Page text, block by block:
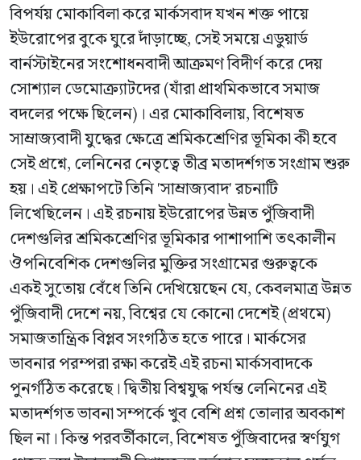
বিপর্যয় মোকাবিলা করে মার্কসবাদ যখন শক্ত পায়ে
ইউরোপের বুকে ঘুরে দাঁড়াচ্ছে, সেই সময়ে এডুয়ার্ড
বার্নস্টাইনের সংশোধনবাদী আক্রমণ বিদীর্ণ করে দেয়
সোশ্যাল ডেমোক্র্যাটদের (যাঁরা প্রাথমিকভাবে সমাজ
বদলের পক্ষে ছিলেন)। এর মোকাবিলায়, বিশেষত
সাম্রাজ্যবাদী যুদ্ধের ক্ষেত্রে শ্রমিকশ্রেণির ভূমিকা কী হবে
সেই প্রশ্নে, লেনিনের নেতৃত্বে তীব্র মতাদর্শগত সংগ্রাম শুরু
হয়। এই প্রেক্ষাপটে তিনি 'সাম্রাজ্যবাদ' রচনাটি
লিখেছিলেন। এই রচনায় ইউরোপের উন্নত পুঁজিবাদী
দেশগুলির শ্রমিকশ্রেণির ভূমিকার পাশাপাশি তৎকালীন
ঔপনিবেশিক দেশগুলির মুক্তির সংগ্রামের গুরুত্বকে
একই সুতোয় বেঁধে তিনি দেখিয়েছেন যে, কেবলমাত্র উন্নত
পুঁজিবাদী দেশে নয়, বিশ্বের যে কোনো দেশেই (প্রথমে)
সমাজতান্ত্রিক বিপ্লব সংগঠিত হতে পারে। মার্কসের
ভাবনার পরম্পরা রক্ষা করেই এই রচনা মার্কসবাদকে
পুনর্গঠিত করেছে। দ্বিতীয় বিশ্বযুদ্ধ পর্যন্ত লেনিনের এই
মতাদর্শগত ভাবনা সম্পর্কে খুব বেশি প্রশ্ন তোলার অবকাশ
ছিল না। কিন্ত পরবর্তীকালে, বিশেষত পুঁজিবাদের স্বর্ণযুগ